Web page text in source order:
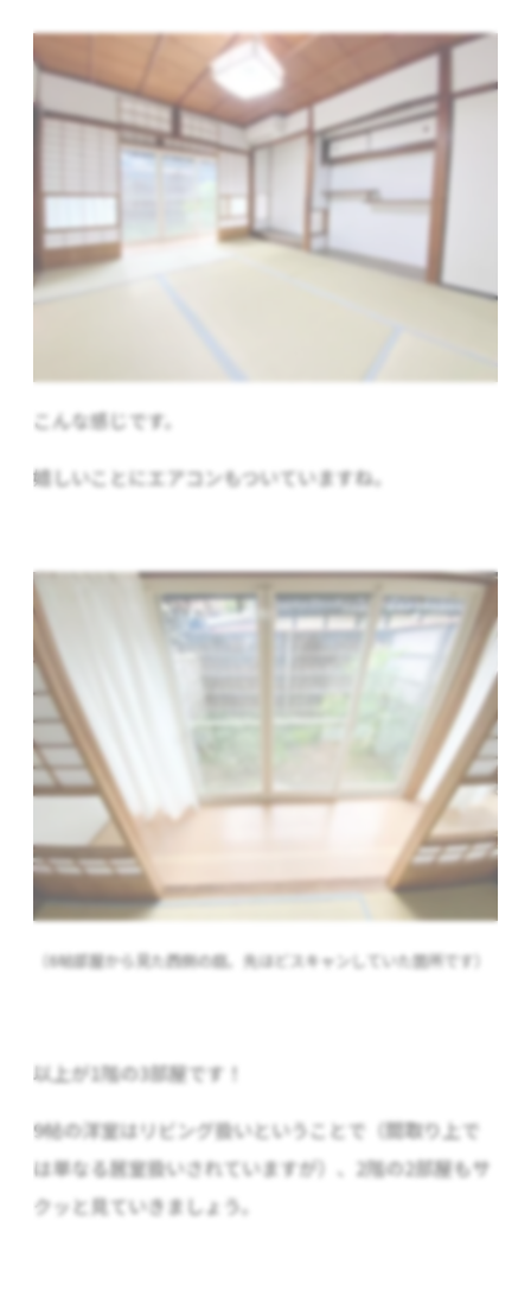
こんな感じです。
嬉しいことにエアコンもついていますね。
（6帖部屋から見た西側の庭。先ほどスキャンしていた箇所です）
以上が1階の3部屋です！
9帖の洋室はリビング扱いということで（間取り上で
は単なる居室扱いされていますが）、2階の2部屋もサ
クッと見ていきましょう。